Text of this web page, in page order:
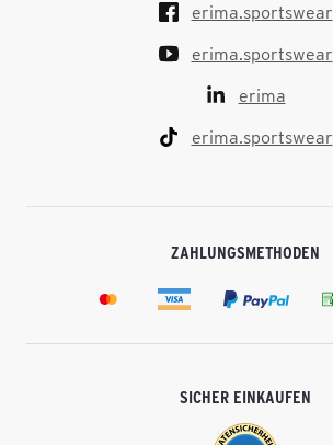
erima.sportswear
erima.sportswear
erima
erima.sportswear
ZAHLUNGSMETHODEN
SICHER EINKAUFEN